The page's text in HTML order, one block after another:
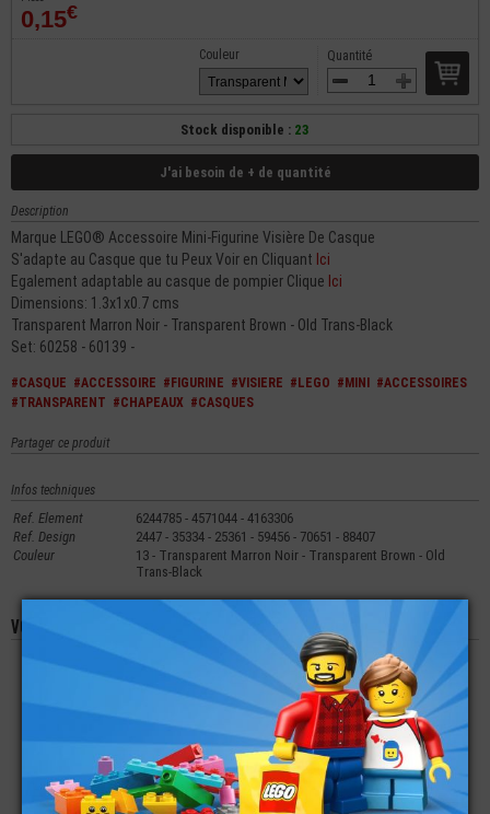
0,15€
Quantité
Couleur
Stock disponible : 23
J'ai besoin de + de quantité
Description
Marque LEGO® Accessoire Mini-Figurine Visière De Casque
S'adapte au Casque que tu Peux Voir en Cliquant Ici
Egalement adaptable au casque de pompier Clique Ici
Dimensions: 1.3x1x0.7 cms
Transparent Marron Noir - Transparent Brown - Old Trans-Black
Set: 60258 - 60139 -
#CASQUE #ACCESSOIRE #FIGURINE #VISIERE #LEGO #MINI
#ACCESSOIRES
#TRANSPARENT #CHAPEAUX #CASQUES
Partager ce produit
Infos techniques
Ref. Element
6244785 - 4571044 - 4163306
Ref. Design
2447 - 35334 - 25361 - 59456 - 70651 - 88407
Couleur
13 - Transparent Marron Noir - Transparent Brown - Old
Trans-Black
Vous aimerez aussi les produits suivants
LEGO® MINI-
FIGURINE CHEVEUX
AVEC CHIGNON (1T)
LEGO® ACCESSOIRE
VÉHICULE PARE-
BRISE - TUILE 8X6X2
LEGO® FRIENDS
JAMBES JUPE (Q)